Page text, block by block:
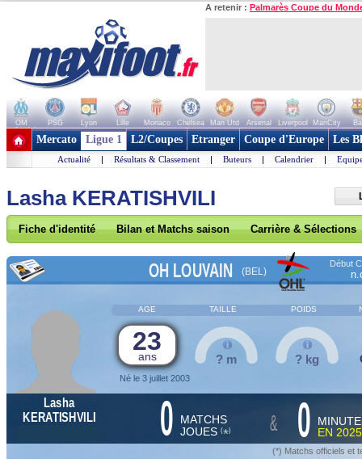
A retenir : Palmarès Coupe du
OM PSG Lyon Lille Monaco Chelsea Man Utd Arsenal Liverpool ManCity
+ de clubs
Mercato Ligue 1 L2/Coupes Etranger Coupe d'Europe Les
Actualité | Résultats & Classement | Buteurs | Calendrier |
Lasha KERATISHVILI
Fiche d'identité Bilan et Matchs saison Carrière & Sélections
OH LOUVAIN (BEL)
Début
AGE TAILLE POIDS
23
ans
Né le 3 juillet 2003
? m ? kg
Lasha
KERATISHVILI
0 MATCHS
JOUES (*) & 0
EN
(*) Matchs officiels et